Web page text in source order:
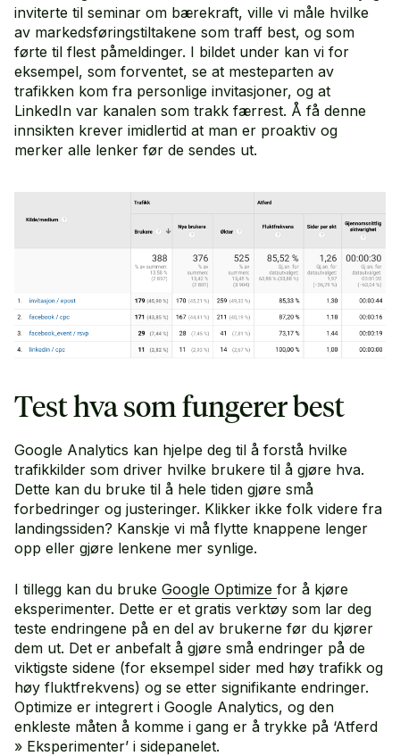
inviterte til seminar om bærekraft, ville vi måle hvilke
av markedsføringstiltakene som traff best, og som
førte til flest påmeldinger. I bildet under kan vi for
eksempel, som forventet, se at mesteparten av
trafikken kom fra personlige invitasjoner, og at
LinkedIn var kanalen som trakk færrest. Å få denne
innsikten krever imidlertid at man er proaktiv og
merker alle lenker før de sendes ut.
Test hva som fungerer best
Google Analytics kan hjelpe deg til å forstå hvilke
trafikkilder som driver hvilke brukere til å gjøre hva.
Dette kan du bruke til å hele tiden gjøre små
forbedringer og justeringer. Klikker ikke folk videre fra
landingssiden? Kanskje vi må flytte knappene lenger
opp eller gjøre lenkene mer synlige.
I tillegg kan du bruke Google Optimize for å kjøre
eksperimenter. Dette er et gratis verktøy som lar deg
teste endringene på en del av brukerne før du kjører
dem ut. Det er anbefalt å gjøre små endringer på de
viktigste sidene (for eksempel sider med høy trafikk og
høy fluktfrekvens) og se etter signifikante endringer.
Optimize er integrert i Google Analytics, og den
enkleste måten å komme i gang er å trykke på ‘Atferd
» Eksperimenter’ i sidepanelet.